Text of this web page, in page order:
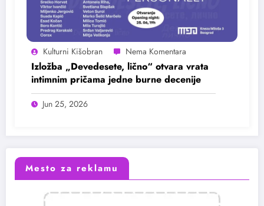
Kulturni Kišobran
Izložba „Devedesete, lično“ otvara vrata
intimnim pričama jedne burne decenije
Jun 25, 2026
Mesto za reklamu